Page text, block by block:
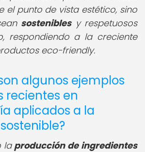
el punto de vista estético, sino
sosteniblesy respetuosos
respondiendo a la creciente
eco-friendly.
algunos ejemplos
recientes en
aplicados a la
la producción de ingredientes